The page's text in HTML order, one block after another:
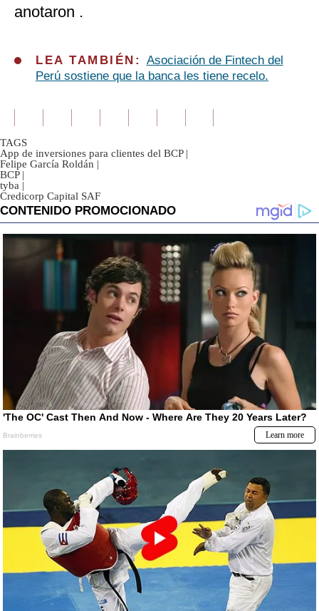
anotaron .
LEA TAMBIÉN: Asociación de Fintech del
Perú sostiene que la banca les tiene recelo.
TAGS
App de inversiones para clientes del BCP |
Felipe García Roldán |
BCP |
tyba |
Credicorp Capital SAF